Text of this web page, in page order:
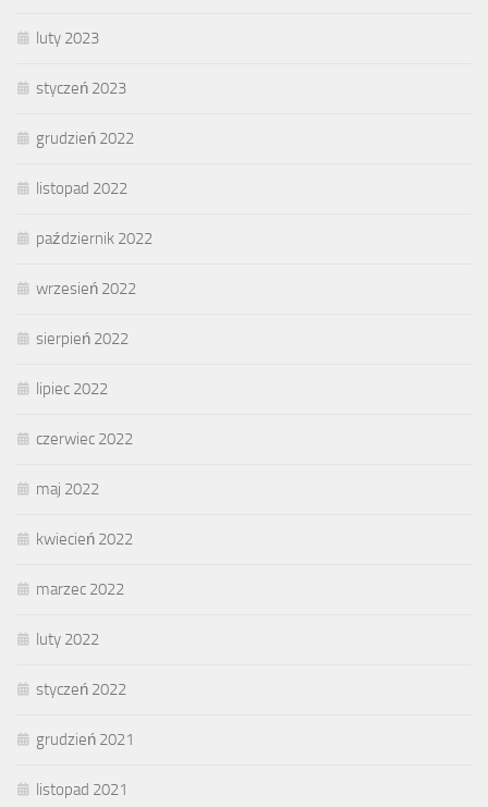
luty 2023
styczeń 2023
grudzień 2022
listopad 2022
październik 2022
wrzesień 2022
sierpień 2022
lipiec 2022
czerwiec 2022
maj 2022
kwiecień 2022
marzec 2022
luty 2022
styczeń 2022
grudzień 2021
listopad 2021